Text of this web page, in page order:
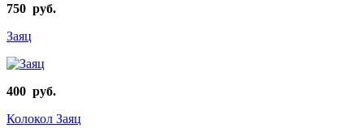
750 руб.
Заяц
400 руб.
Колокол Заяц